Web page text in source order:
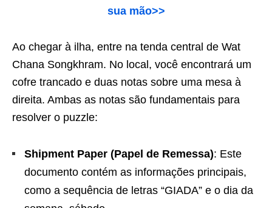
sua mão>>
Ao chegar à ilha, entre na tenda central de Wat
Chana Songkhram. No local, você encontrará um
cofre trancado e duas notas sobre uma mesa à
direita. Ambas as notas são fundamentais para
resolver o puzzle:
Shipment Paper (Papel de Remessa): Este
documento contém as informações principais,
como a sequência de letras “GIADA” e o dia da